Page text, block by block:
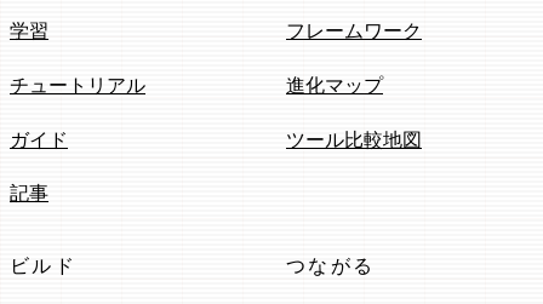
学習
チュートリアル
ガイド
記事
フレームワーク
進化マップ
ツール比較地図
ビルド つながる